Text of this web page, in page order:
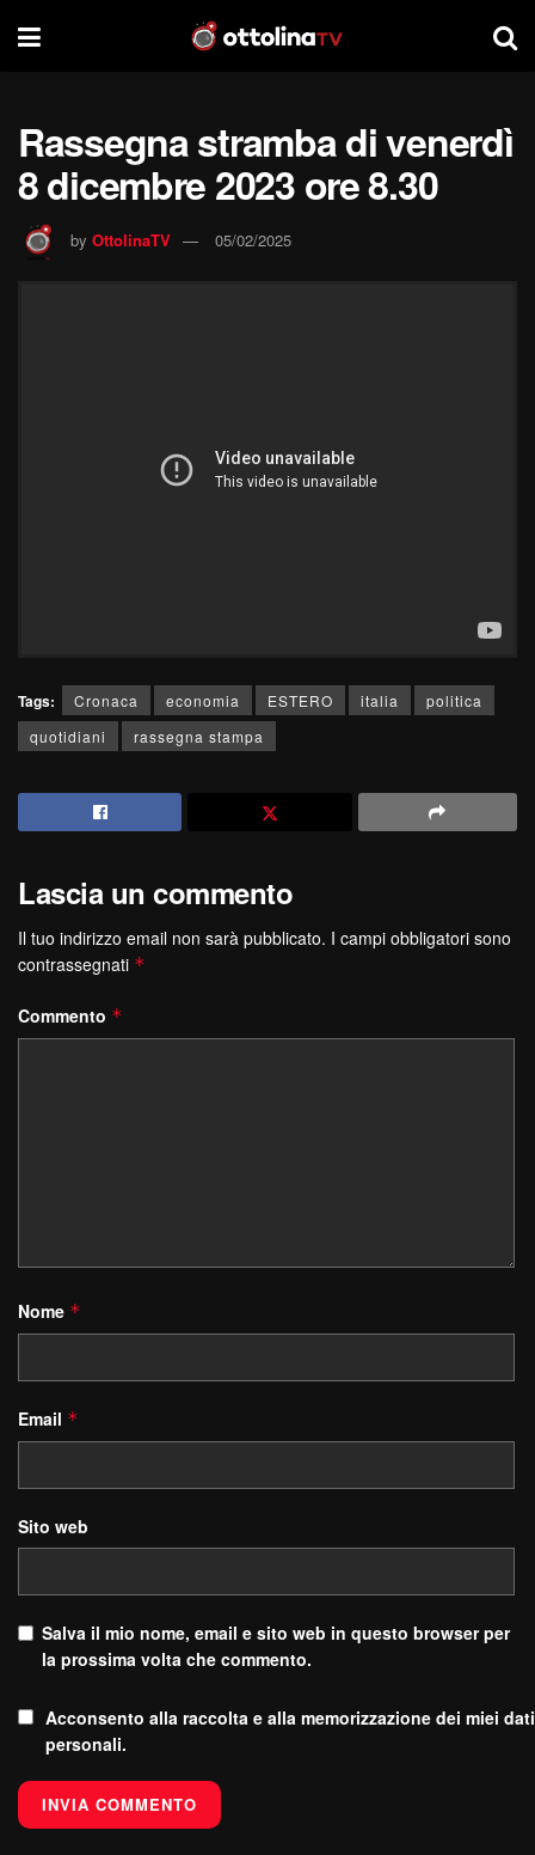
Rassegna stramba di venerdì
8 dicembre 2023 ore 8.30
by OttolinaTV 05/02/2025
Tags: Cronaca economia ESTERO italia
politica
quotidiani
rassegna stampa
Lascia un commento
Il tuo indirizzo email non sarà pubblicato. I campi obbligatori sono
contrassegnati *
Commento *
Nome *
Email *
Sito web
Salva il mio nome, email e sito web in questo browser per
la prossima volta che commento.
Acconsento alla raccolta e alla memorizzazione dei miei dati
personali.